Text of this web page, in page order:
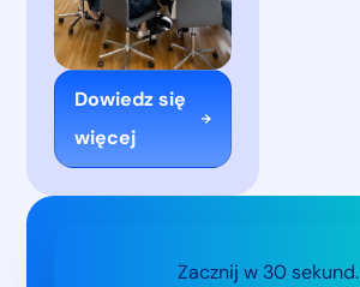
Dowiedz się
więcej
Zacznij w 30 sekund.